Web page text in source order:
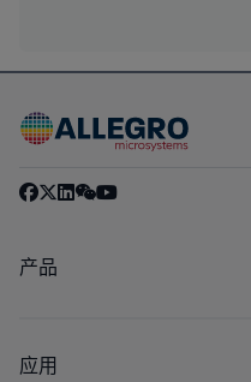
产品
调节
应用